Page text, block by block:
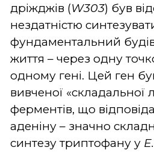
дріжджів (W303) був
нездатністю
фундаментальний
життя – через одну
одному гені. Цей ген
вивченої «складальної
ферментів, що
аденіну – значно
синтезу триптофану у